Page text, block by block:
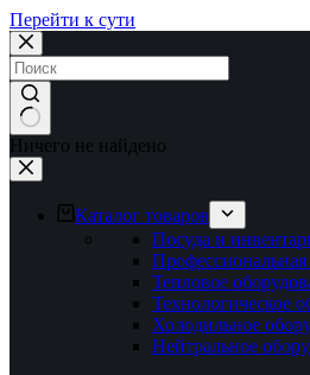
Перейти к сути
Ничего не найдено
Каталог товаров
Посуда и
Тепловое
Технологическое
Холодильное
Нейтральное